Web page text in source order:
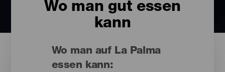
Wo man gut essen
kann
Wo man auf La Palma
essen kann: